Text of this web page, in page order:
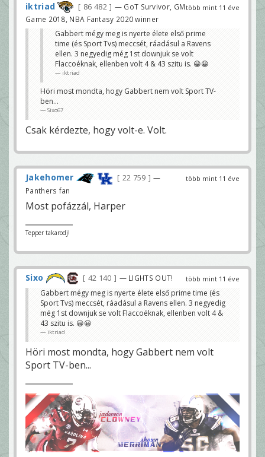
több mint 11 éve
iktriad 86 482
— GoT Survivor, GM
Game 2018, NBA Fantasy 2020 winner
Gabbert mégy meg is nyerte élete első prime
time (és Sport Tvs) meccsét, ráadásul a Ravens
ellen. 3 negyedig még 1st downjuk se volt
Flaccoéknak, ellenben volt 4 & 43 szitu is. 😀😀
iktriad
Höri most mondta, hogy Gabbert nem volt Sport TV-
ben...
Sixo67
Csak kérdezte, hogy volt-e. Volt.
több mint 11 éve
Jakehomer 22 759
—
Panthers fan
Most pofázzál, Harper
Tepper takarodj!
több mint 11 éve
Sixo 42 140 — LIGHTS OUT!
Gabbert mégy meg is nyerte élete első prime time (és
Sport Tvs) meccsét, ráadásul a Ravens ellen. 3 negyedig
még 1st downjuk se volt Flaccoéknak, ellenben volt 4 &
43 szitu is. 😀😀
iktriad
Höri most mondta, hogy Gabbert nem volt
Sport TV-ben...